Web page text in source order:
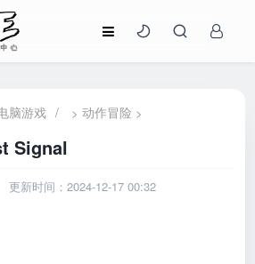
脑游戏 / >动作冒险 >
Signal
更新时间：2024-12-17 00:32